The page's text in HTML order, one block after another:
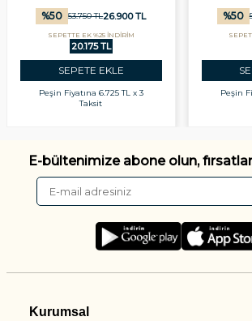
%50 53.750TL26.900TL
SEPETTE EK %25 İNDİRİM
20.175 TL
SEPETE EKLE
Peşin Fiyatına 6.725 TL x 3
Taksit
%50
Peşin
E-bültenimize abone olun,
Kurumsal